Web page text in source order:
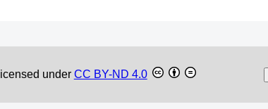
under CC BY-ND 4.0